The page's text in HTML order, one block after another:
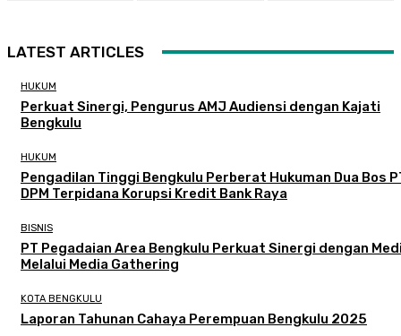
LATEST ARTICLES
HUKUM
Perkuat Sinergi, Pengurus AMJ Audiensi dengan Kajati
Bengkulu
HUKUM
Pengadilan Tinggi Bengkulu Perberat Hukuman Dua Bos
DPM Terpidana Korupsi Kredit Bank Raya
BISNIS
PT Pegadaian Area Bengkulu Perkuat Sinergi dengan
Melalui Media Gathering
KOTA BENGKULU
Laporan Tahunan Cahaya Perempuan Bengkulu 2025